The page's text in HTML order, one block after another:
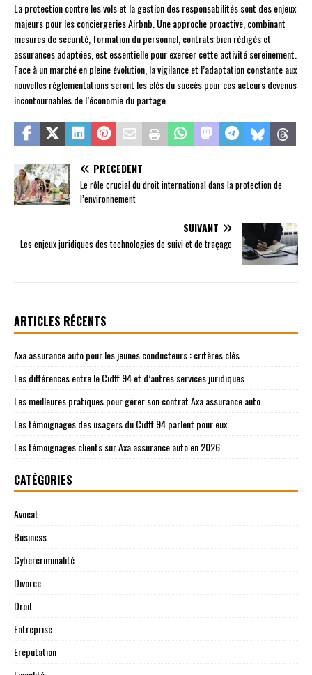
La protection contre les vols et la gestion des responsabilités sont des enjeux
majeurs pour les conciergeries Airbnb. Une approche proactive, combinant
mesures de sécurité, formation du personnel, contrats bien rédigés et
assurances adaptées, est essentielle pour exercer cette activité sereinement.
Face à un marché en pleine évolution, la vigilance et l’adaptation constante aux
nouvelles réglementations seront les clés du succès pour ces acteurs devenus
incontournables de l’économie du partage.
PRÉCÉDENT
Le rôle crucial du droit international dans la protection de
l’environnement
SUIVANT
Les enjeux juridiques des technologies de suivi et de traçage
ARTICLES RÉCENTS
Axa assurance auto pour les jeunes conducteurs : critères clés
Les différences entre le Cidff 94 et d’autres services juridiques
Les meilleures pratiques pour gérer son contrat Axa assurance auto
Les témoignages des usagers du Cidff 94 parlent pour eux
Les témoignages clients sur Axa assurance auto en 2026
CATÉGORIES
Avocat
Business
Cybercriminalité
Divorce
Droit
Entreprise
Ereputation